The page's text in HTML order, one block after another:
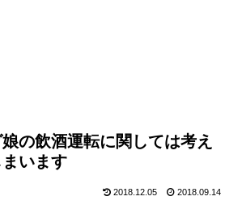
の飲酒運転に関しては考え
います
2018.12.05 2018.09.14